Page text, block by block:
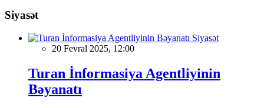
Siyasət
Siyasət
20 Fevral 2025, 12:00
Turan İnformasiya Agentliyinin
Bəyanatı